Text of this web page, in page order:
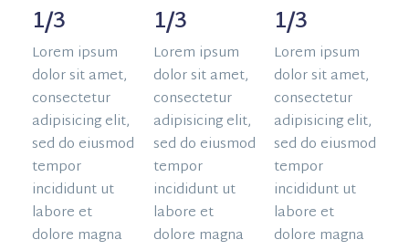
1/3
Lorem ipsum
dolor sit amet,
consectetur
adipisicing elit,
sed do eiusmod
tempor
incididunt ut
labore et
dolore magna
1/3
Lorem ipsum
dolor sit amet,
consectetur
adipisicing elit,
sed do eiusmod
tempor
incididunt ut
labore et
dolore magna
1/3
Lorem ipsum
dolor sit amet,
consectetur
adipisicing elit,
sed do eiusmod
tempor
incididunt ut
labore et
dolore magna